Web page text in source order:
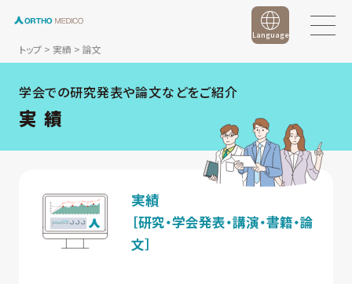
トップ> 実績 > 論文
Language
学会での研究発表や論文などをご紹介
実 績
実績
［研究・学会発表・講演・書籍・論
文］